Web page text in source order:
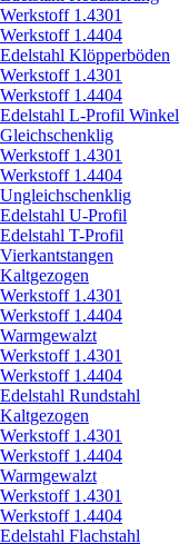
Werkstoff 1.4301
Werkstoff 1.4404
Edelstahl Klöpperböden
Werkstoff 1.4301
Werkstoff 1.4404
Edelstahl L-Profil Winkel
Gleichschenklig
Werkstoff 1.4301
Werkstoff 1.4404
Ungleichschenklig
Edelstahl U-Profil
Edelstahl T-Profil
Vierkantstangen
Kaltgezogen
Werkstoff 1.4301
Werkstoff 1.4404
Warmgewalzt
Werkstoff 1.4301
Werkstoff 1.4404
Edelstahl Rundstahl
Kaltgezogen
Werkstoff 1.4301
Werkstoff 1.4404
Warmgewalzt
Werkstoff 1.4301
Werkstoff 1.4404
Edelstahl Flachstahl